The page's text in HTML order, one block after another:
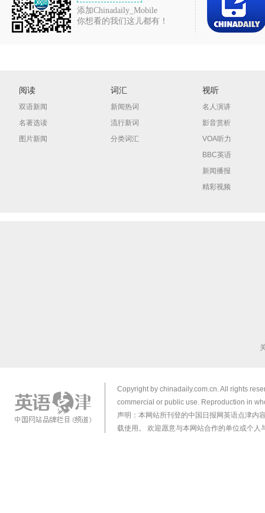
添加Chinadaily_Mobile
你想看的我们这儿都有！
阅读
双语新闻
名著选读
图片新闻
词汇
新闻热词
流行新词
分类词汇
视听
名人演讲
影音赏析
VOA听力
BBC英语
新闻播报
精彩视频
Copyright by chinadaily.com.cn. All rights
commercial or public use. Reproduction in
声明：本网站所刊登的中国日报网英语点津内
载使用。 欢迎愿意与本网站合作的单位或个人